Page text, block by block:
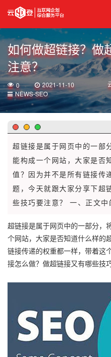
如何做超链接？做
注意？
0
2021-11-10
NEWS-SEO
超链接是属于网页中的一部
能构成一个网站，大家是否
值？因为并不是所有链接传
题，今天就跟大家分享下超
些技巧要注意？ 一、正文
超链接是属于网页中的一部分，
个网站，大家是否知道什么样的
链接传递的权重都一样，带着这
接怎么做？做超链接又有哪些技